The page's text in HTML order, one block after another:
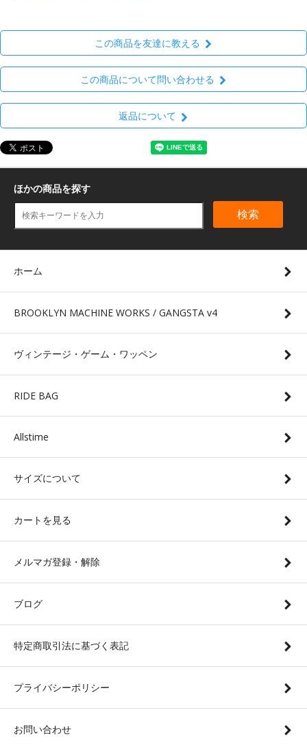
この商品を友達に教える
この商品について問い合わせる
返品について
ほかの商品を探す
検索
ホーム
BROOKLYN MACHINE WORKS / GANGSTA v4
ヴィンテージ・ゲーム・ワッペン
RIDE BAG
Allstime
サイズについて
カートを見る
メルマガ登録・解除
ブログ
特定商取引法に基づく表記
プライバシーポリシー
お問い合わせ